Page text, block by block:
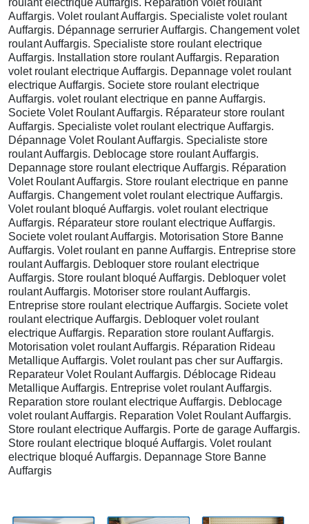
Auffargis. Volet roulant Auffargis. Specialiste volet roulant
Auffargis. Dépannage serrurier Auffargis. Changement volet
roulant Auffargis. Specialiste store roulant electrique
Auffargis. Installation store roulant Auffargis. Reparation
volet roulant electrique Auffargis. Depannage volet roulant
electrique Auffargis. Societe store roulant electrique
Auffargis. volet roulant electrique en panne Auffargis.
Societe Volet Roulant Auffargis. Réparateur store roulant
Auffargis. Specialiste volet roulant electrique Auffargis.
Dépannage Volet Roulant Auffargis. Specialiste store
roulant Auffargis. Deblocage store roulant Auffargis.
Depannage store roulant electrique Auffargis. Réparation
Volet Roulant Auffargis. Store roulant electrique en panne
Auffargis. Changement volet roulant electrique Auffargis.
Volet roulant bloqué Auffargis. volet roulant electrique
Auffargis. Réparateur store roulant electrique Auffargis.
Societe volet roulant Auffargis. Motorisation Store Banne
Auffargis. Volet roulant en panne Auffargis. Entreprise store
roulant Auffargis. Debloquer store roulant electrique
Auffargis. Store roulant bloqué Auffargis. Debloquer volet
roulant Auffargis. Motoriser store roulant Auffargis.
Entreprise store roulant electrique Auffargis. Societe volet
roulant electrique Auffargis. Debloquer volet roulant
electrique Auffargis. Reparation store roulant Auffargis.
Motorisation volet roulant Auffargis. Réparation Rideau
Metallique Auffargis. Volet roulant pas cher sur Auffargis.
Reparateur Volet Roulant Auffargis. Déblocage Rideau
Metallique Auffargis. Entreprise volet roulant Auffargis.
Reparation store roulant electrique Auffargis. Deblocage
volet roulant Auffargis. Reparation Volet Roulant Auffargis.
Store roulant electrique Auffargis. Porte de garage Auffargis.
Store roulant electrique bloqué Auffargis. Volet roulant
electrique bloqué Auffargis. Depannage Store Banne
Auffargis